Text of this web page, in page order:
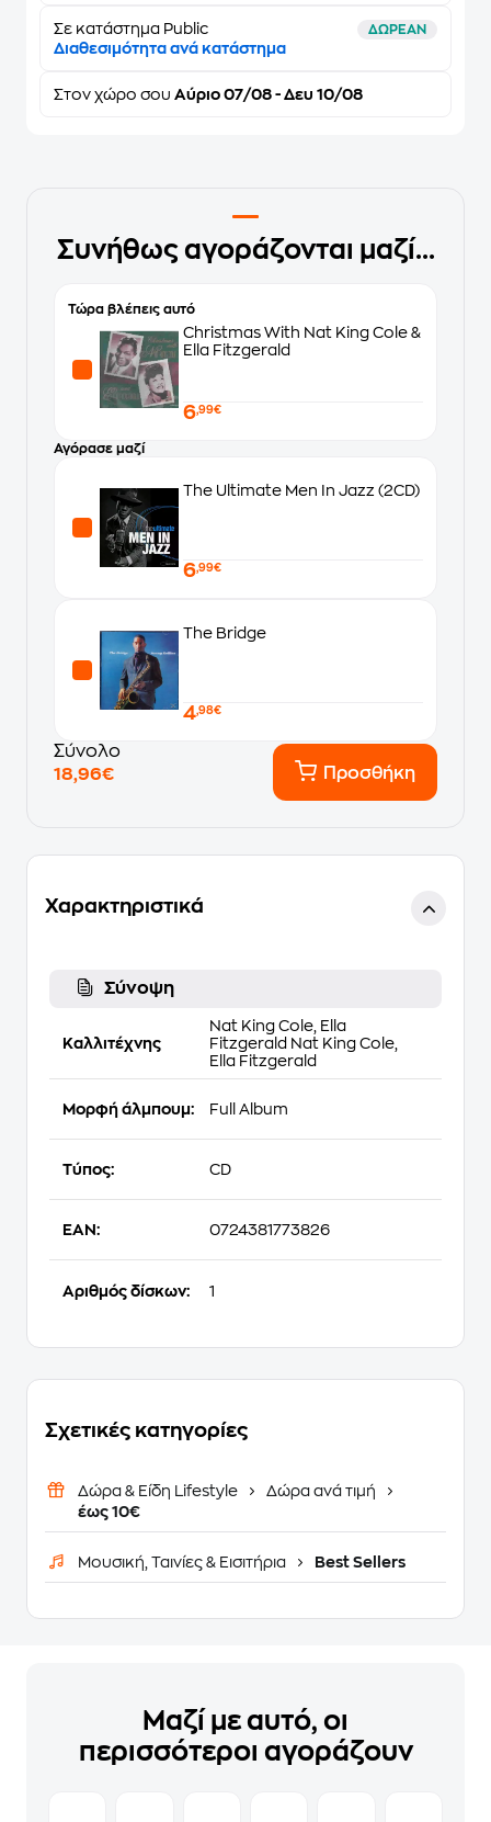
Σε κατάστημα Public ΔΩΡΕΑΝ
Διαθεσιμότητα ανά κατάστημα
Στον χώρο σου Αύριο 07/08 - Δευ 10/08
Συνήθως αγοράζονται μαζί...
Τώρα βλέπεις αυτό
Christmas With Nat King Cole &
Ella Fitzgerald
6,99€
Αγόρασε μαζί
The Ultimate Men In Jazz (2CD)
6,99€
The Bridge
4,98€
Σύνολο
18,96€
Προσθήκη
Χαρακτηριστικά
Σύνοψη
Καλλιτέχνης
Nat King ­Cole, Ella
Fitzgerald Nat King ­Cole,
Ella Fitzgerald
Μορφή άλμπουμ: Full Album
Τύπος: CD
EAN: 0724381773826
Αριθμός δίσκων: 1
Σχετικές κατηγορίες
Δώρα & Είδη Lifestyle
Δώρα ανά τιμή
έως 10€
Μουσική, Ταινίες & Εισιτήρια Best Sellers
Μαζί με αυτό, οι
περισσότεροι αγοράζουν